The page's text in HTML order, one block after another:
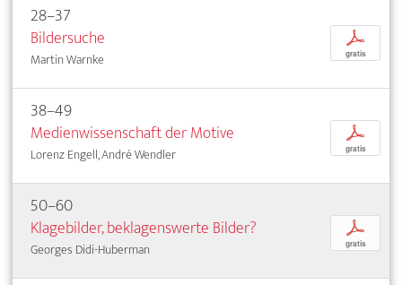
28–37
Bildersuche
Martin Warnke
p
gratis
38–49
Medienwissenschaft der Motive
Lorenz Engell, André Wendler
p
gratis
50–60
Klagebilder, beklagenswerte Bilder?
Georges Didi-Huberman
p
gratis